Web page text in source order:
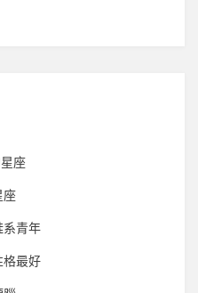
座
座
系青年
格最好